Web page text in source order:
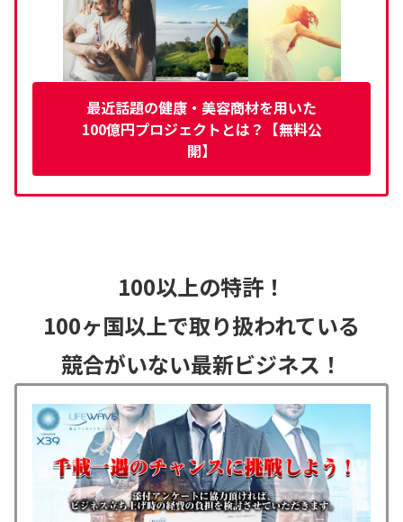
最近話題の健康・美容商材を用いた
100億円プロジェクトとは？【無料公
開】
100以上の特許！
100ヶ国以上で取り扱われている
競合がいない最新ビジネス！